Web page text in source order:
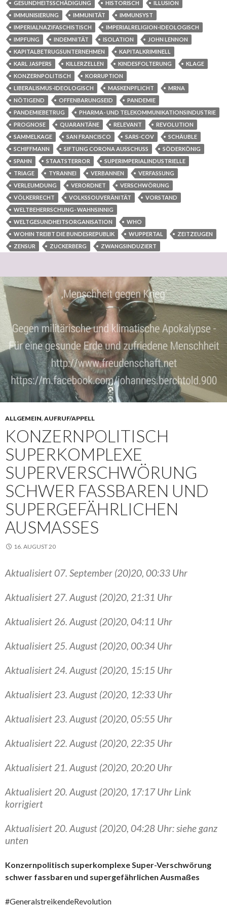
GESUNDHEITSSCHÄDIGUNG
HISTORISCH
ILLUSION
IMMUNISIERUNG
IMMUNITÄT
IMMUNSYST
IMPERIALNAZIFASCHISTISCH
IMPERIALRELIGION-IDEOLOGISCH
IMPFUNG
INDEMNITÄT ISOLATION
JOHN LENNON
KAPITALBETRUGSUNTERNEHMEN
KAPITALKRIMINELL
KARL JASPERS
KILLERZELLEN KINDESFOLTERUNG
KLAGE
KONZERNPOLITISCH
KORRUPTION
LIBERALISMUS-IDEOLOGISCH
MASKENPFLICHT
MRNA
NÖTIGEND
OFFENBARUNGSEID
PANDEMIE
PANDEMIEBETRUG
PHARMA- UND TELEKOMMUNIKATIONSINDUSTRIE
PROGNOSE
QUARANTÄNE RELEVANT
REVOLUTION
SAMMELKAGE
SAN FRANCISCO SARS-COV
SCHÄUBLE
SCHIFFMANN
SIFTUNG CORONA AUSSCHUSS
SÖDERKÖNIG
SPAHN
STAATSTERROR
SUPERIMPERIALINDUSTRIELLE
TRIAGE
TYRANNEI VERBANNEN
VERFASSUNG
VERLEUMDUNG
VERORDNET
VERSCHWÖRUNG
VÖLKERRECHT
VOLKSSOUVERÄNITÄT
VORSTAND
WELTBEHERRSCHUNG- WAHNSINNIG
WELTGESUNDHEITSORGANISATION
WHO
WOHIN TREIBT DIE BUNDESREPUBLIK
WUPPERTAL
ZEITZEUGEN
ZENSUR
ZUCKERBERG ZWANGSINDUZIERT
ALLGEMEIN, AUFRUF/APPELL
KONZERNPOLITISCH
SUPERKOMPLEXE
SUPERVERSCHWÖRUNG
SCHWER FASSBAREN UND
SUPERGEFÄHRLICHEN
AUSMASSES
16. AUGUST 20
Aktualisiert 07. September (20)20, 00:33 Uhr
Aktualisiert 27. August (20)20, 21:31 Uhr
Aktualisiert 26. August (20)20, 04:11 Uhr
Aktualisiert 25. August (20)20, 00:34 Uhr
Aktualisiert 24. August (20)20, 15:15 Uhr
Aktualisiert 23. August (20)20, 12:33 Uhr
Aktualisiert 23. August (20)20, 05:55 Uhr
Aktualisiert 22. August (20)20, 22:35 Uhr
Aktualisiert 21. August (20)20, 20:20 Uhr
Aktualisiert 20. August (20)20, 17:17 Uhr Link
korrigiert
Aktualisiert 20. August (20)20, 04:28 Uhr: siehe ganz
unten
Konzernpolitisch superkomplexe Super-Verschwörung
schwer fassbaren und supergefährlichen Ausmaßes
#GeneralstreikendeRevolution